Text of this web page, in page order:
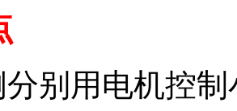
别用电机控